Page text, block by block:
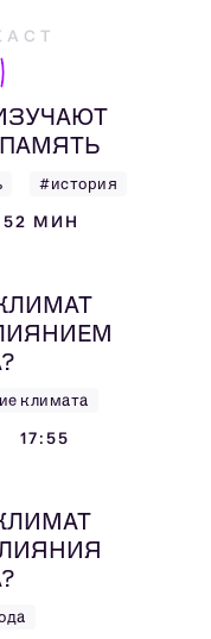
#история
52 МИН
климата
17:55